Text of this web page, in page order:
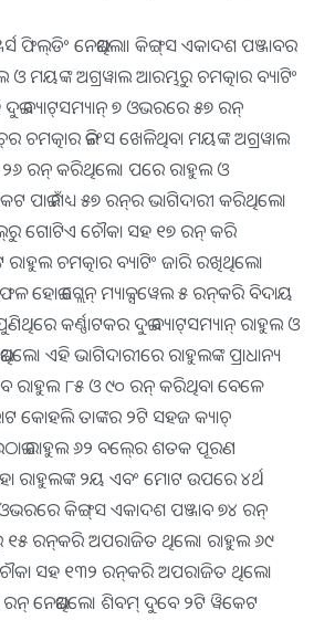
ଫିଲ୍‍ଡିଂ ନେଇଥିଲା। କିଙ୍ଗ୍‍ସ ଏକାଦଶ ପଞ୍ଜାବର
ମୟଙ୍କ ଅଗ୍ରୱାଲ ଆରମ୍ଭରୁ ଚମତ୍କାର ବ୍ୟାଟିଂ
ବ୍ୟାଟ୍‍ସମ୍ୟାନ୍‍ ୭ ଓଭରରେ ୫୭ ରନ୍‍
ଚମତ୍କାର ଇନିଂସ ଖେଳିଥିବା ମୟଙ୍କ ଅଗ୍ରୱାଲ
ରନ୍‍ କରିଥିଲେ। ପରେ ରାହୁଲ ଓ
ପାଇଁ ମଧ୍ୟ ୫୭ ରନ୍‍ର ଭାଗିଦାରୀ କରିଥିଲେ।
ଗୋଟିଏ ଚୌକା ସହ ୧୭ ରନ୍‍ କରି
ଚମତ୍କାର ବ୍ୟାଟିଂ ଜାରି ରଖିଥିଲେ।
ହୋଇ ଗ୍ଲେନ୍‍ ମ୍ୟାକ୍ସୱେଲ ୫ ରନ୍‍କରି ବିଦାୟ
କର୍ଣ୍ଣାଟକର ଦୁଇ ବ୍ୟାଟ୍‍ସମ୍ୟାନ୍‍ ରାହୁଲ ଓ
ଏହି ଭାଗିଦାରୀରେ ରାହୁଲଙ୍କ ପ୍ରାଧାନ୍ୟ
ରାହୁଲ ୮୫ ଓ ୯୦ ରନ୍‍ କରିଥିବା ବେଳେ
କୋହଲି ତାଙ୍କର ୨ଟି ସହଜ କ୍ୟାଚ୍‍
ରାହୁଲ ୬୨ ବଲ୍‍ରେ ଶତକ ପୂରଣ
ରାହୁଲଙ୍କ ୨ୟ ଏବଂ ମୋଟ ଉପରେ ୪ର୍ଥ
କିଙ୍ଗ୍‍ସ ଏକାଦଶ ପଞ୍ଜାବ ୭୪ ରନ୍‍
୧୫ ରନ୍‍କରି ଅପରାଜିତ ଥିଲେ। ରାହୁଲ ୬୯
ସହ ୧୩୨ ରନ୍‍କରି ଅପରାଜିତ ଥିଲେ।
ନେଇଥିଲେ। ଶିବମ୍‍ ଦୁବେ ୨ଟି ୱିକେଟ